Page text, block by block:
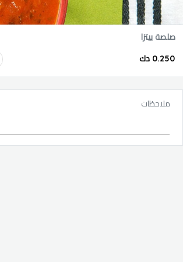
صلصة بيتزا
0.250 دك
ملاحظات